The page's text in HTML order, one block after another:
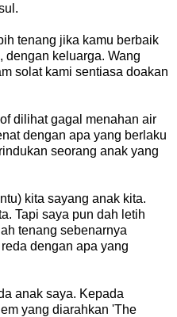
tenang jika kamu berbaik
dengan keluarga. Wang
solat kami sentiasa doakan
dilihat gagal menahan air
dengan apa yang berlaku
seorang anak yang
kita sayang anak kita.
Tapi saya pun dah letih
tenang sebenarnya
dengan apa yang
anak saya. Kepada
yang diarahkan 'The